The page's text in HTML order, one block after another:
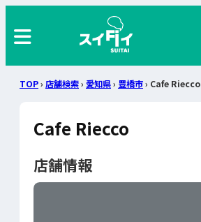
TOP› 店舗検索› 愛知県› 豊橋市› Cafe Riecco
Cafe Riecco
店舗情報